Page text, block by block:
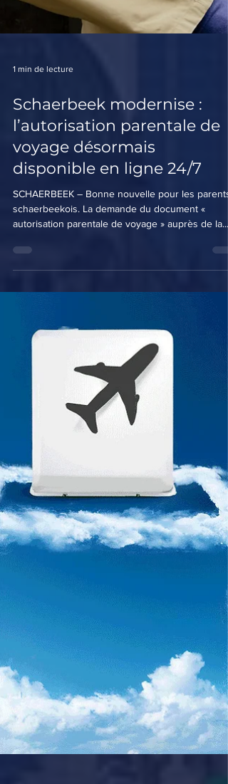
1 min de lecture
Schaerbeek modernise :
l’autorisation parentale de
voyage désormais
disponible en ligne 24/7
SCHAERBEEK – Bonne nouvelle pour les parents